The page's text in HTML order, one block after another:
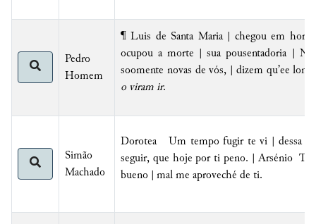
Pedro
Homem
¶ Luis de Santa Maria | chegou em
ocupou a morte | sua pousentadoria |
soomente novas de vós, | dizem qu’ee
o viram ir.
Simão
Machado
Dorotea Um tempo fugir te vi | dessa a
seguir, que hoje por ti peno. | Arsénio
bueno | mal me aproveché de ti.